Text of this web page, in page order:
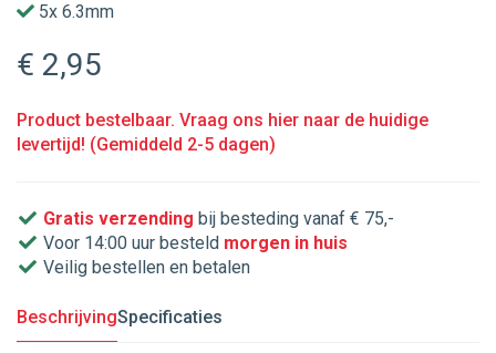
5x 6.3mm
€ 2,95
Product bestelbaar. Vraag ons hier naar de huidige
levertijd! (Gemiddeld 2-5 dagen)
Gratis verzending bij besteding vanaf € 75,-
Voor 14:00 uur besteld morgen in huis
Veilig bestellen en betalen
BeschrijvingSpecificaties